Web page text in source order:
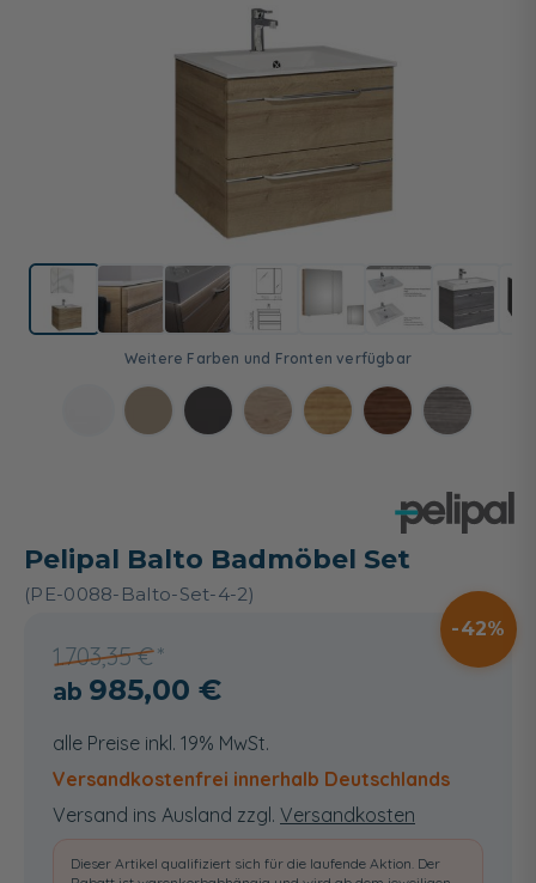
Pelipal Balto Badmöbel Set
(PE-0088-Balto-Set-4-2)
1.703,35 €
42
985,00 €
alle Preise inkl. 19% MwSt.
Versandkostenfrei innerhalb Deutschlands
Versand ins Ausland zzgl. Versandkosten
Dieser Artikel qualifiziert sich für die laufende Aktion. Der